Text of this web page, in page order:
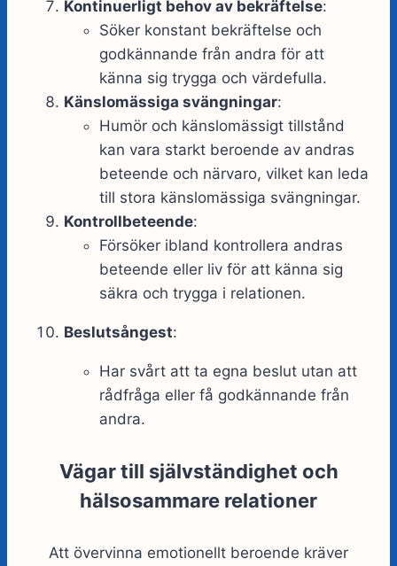
Kontinuerligt behov av bekräftelse:
Söker konstant bekräftelse och
godkännande från andra för att
känna sig trygga och värdefulla.
Känslomässiga svängningar:
Humör och känslomässigt tillstånd
kan vara starkt beroende av andras
beteende och närvaro, vilket kan leda
till stora känslomässiga svängningar.
Kontrollbeteende:
Försöker ibland kontrollera andras
beteende eller liv för att känna sig
säkra och trygga i relationen.
Beslutsångest:
Har svårt att ta egna beslut utan att
rådfråga eller få godkännande från
andra.
Vägar till självständighet och
hälsosammare relationer
Att övervinna emotionellt beroende kräver